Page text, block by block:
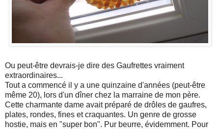
Ou peut-être devrais-je dire des Gaufrettes vraiment
extraordinaires...
Tout a commencé il y a une quinzaine d'années (peut-être
même 20), lors d'un dîner chez la marraine de mon père.
Cette charmante dame avait préparé de drôles de gaufres,
plates, rondes, fines et craquantes. Un genre de grosse
hostie, mais en "super bon". Pur beurre, évidemment. Pour